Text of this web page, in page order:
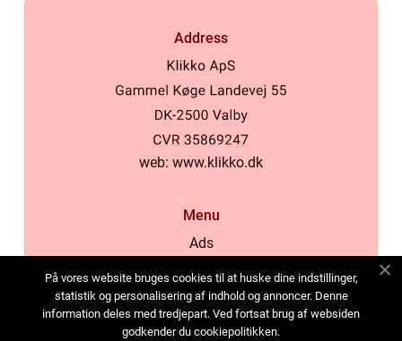
Address
web: www.klikko.dk
Menu
Ads
Cookies
Contact
På vores website bruges cookies til at huske dine indstillinger,
statistik og personalisering af indhold og annoncer. Denne
information deles med tredjepart. Ved fortsat brug af websiden
godkender du cookiepolitikken.